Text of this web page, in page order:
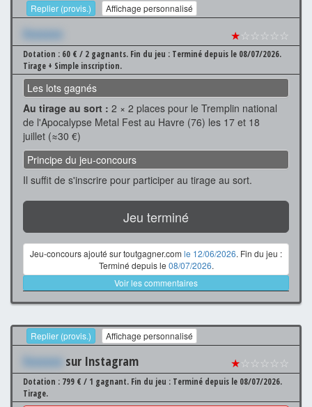
Replier (provis.) Affichage personnalisé
Xxxxxxx ★☆☆☆☆☆
Dotation : 60 € / 2 gagnants. Fin du jeu : Terminé depuis le 08/07/2026.
Tirage + Simple inscription.
Les lots gagnés
Au tirage au sort : 2 × 2 places pour le Tremplin national
de l'Apocalypse Metal Fest au Havre (76) les 17 et 18
juillet (≈30 €)
Principe du jeu-concours
Il suffit de s'inscrire pour participer au tirage au sort.
Jeu terminé
Jeu-concours ajouté sur toutgagner.com le 12/06/2026. Fin du jeu :
Terminé depuis le 08/07/2026.
Voir les commentaires
Replier (provis.) Affichage personnalisé
Xxxxxxx sur Instagram ★☆☆☆☆☆
Dotation : 799 € / 1 gagnant. Fin du jeu : Terminé depuis le 08/07/2026.
Tirage.